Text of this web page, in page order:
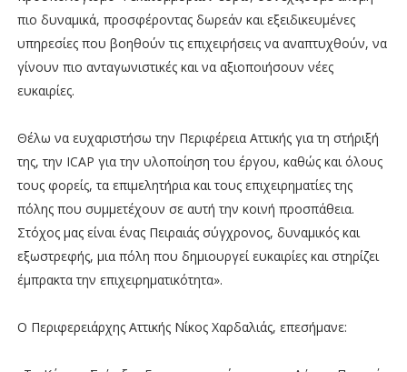
πιο δυναμικά, προσφέροντας δωρεάν και εξειδικευμένες
υπηρεσίες που βοηθούν τις επιχειρήσεις να αναπτυχθούν, να
γίνουν πιο ανταγωνιστικές και να αξιοποιήσουν νέες
ευκαιρίες.
Θέλω να ευχαριστήσω την Περιφέρεια Αττικής για τη στήριξή
της, την ICAP για την υλοποίηση του έργου, καθώς και όλους
τους φορείς, τα επιμελητήρια και τους επιχειρηματίες της
πόλης που συμμετέχουν σε αυτή την κοινή προσπάθεια.
Στόχος μας είναι ένας Πειραιάς σύγχρονος, δυναμικός και
εξωστρεφής, μια πόλη που δημιουργεί ευκαιρίες και στηρίζει
έμπρακτα την επιχειρηματικότητα».
Ο Περιφερειάρχης Αττικής Νίκος Χαρδαλιάς, επεσήμανε: